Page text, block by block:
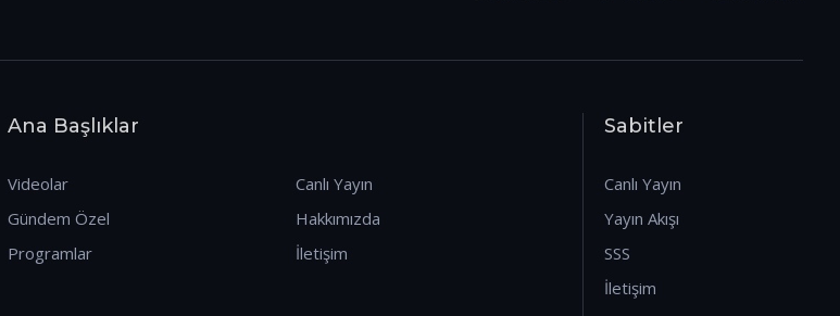
Ana Başlıklar
Videolar
Gündem Özel
Programlar
Canlı Yayın
Hakkımızda
İletişim
Sabitler
Canlı Yayın
Yayın Akışı
SSS
İletişim